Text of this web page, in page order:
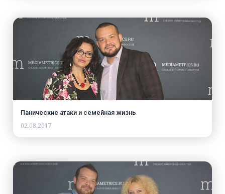
Панические атаки и семейная жизнь
02.08.2017